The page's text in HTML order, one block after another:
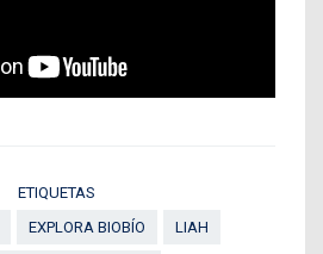
ETIQUETAS
EXPLORA BIOBÍO LIAH